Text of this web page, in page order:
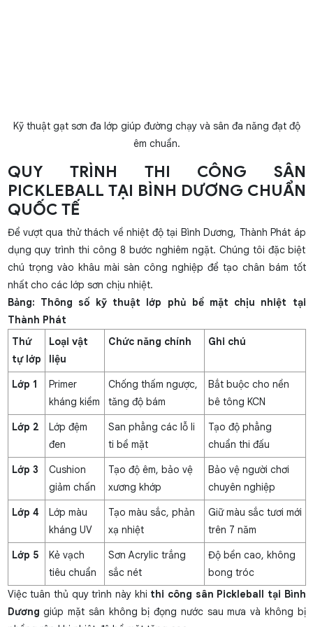
Kỹ thuật gạt sơn đa lớp giúp đường chạy và sân đa năng đạt độ
êm chuẩn.
QUY TRÌNH THI CÔNG SÂN
PICKLEBALL TẠI BÌNH DƯƠNG CHUẨN
QUỐC TẾ
Để vượt qua thử thách về nhiệt độ tại Bình Dương, Thành Phát áp
dụng quy trình thi công 8 bước nghiêm ngặt. Chúng tôi đặc biệt
chú trọng vào khâu mài sàn công nghiệp để tạo chân bám tốt
nhất cho các lớp sơn chịu nhiệt.
Bảng: Thông số kỹ thuật lớp phủ bề mặt chịu nhiệt tại
Thành Phát
Thứ
tự lớp
Loại vật
liệu
Chức năng chính Ghi chú
Lớp 1
Primer
kháng kiềm
Chống thấm ngược,
tăng độ bám
Bắt buộc cho nền
bê tông KCN
Lớp 2
Lớp đệm
đen
San phẳng các lỗ li
ti bề mặt
Tạo độ phẳng
chuẩn thi đấu
Lớp 3
Cushion
giảm chấn
Tạo độ êm, bảo vệ
xương khớp
Bảo vệ người chơi
chuyên nghiệp
Lớp 4
Lớp màu
kháng UV
Tạo màu sắc, phản
xạ nhiệt
Giữ màu sắc tươi mới
trên 7 năm
Lớp 5
Kẻ vạch
tiêu chuẩn
Sơn Acrylic trắng
sắc nét
Độ bền cao, không
bong tróc
Việc tuân thủ quy trình này khi thi công sân Pickleball tại Bình
Dương giúp mặt sân không bị đọng nước sau mưa và không bị